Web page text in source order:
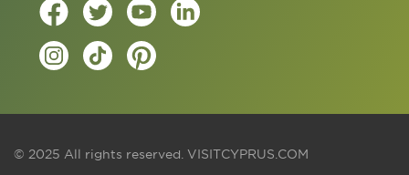
© 2025 All rights reserved. VISITCYPRUS.COM